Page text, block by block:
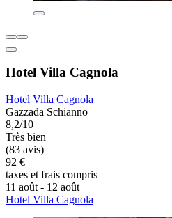
Hotel Villa Cagnola
Hotel Villa Cagnola
Gazzada Schianno
8,2/10
Très bien
(83 avis)
92 €
taxes et frais compris
11 août - 12 août
Hotel Villa Cagnola